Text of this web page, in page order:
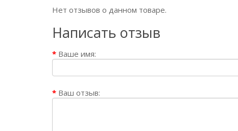
Нет отзывов о данном товаре.
Написать отзыв
Ваше имя:
Ваш отзыв: